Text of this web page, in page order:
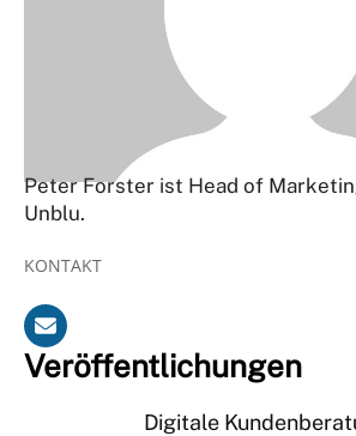
Peter Forster ist Head of
Unblu.
KONTAKT
Veröffentlichungen
Digitale